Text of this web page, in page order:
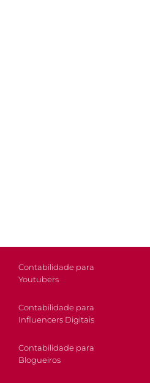
Contabilidade para
Youtubers
Contabilidade para
Influencers Digitais
Contabilidade para
Blogueiros